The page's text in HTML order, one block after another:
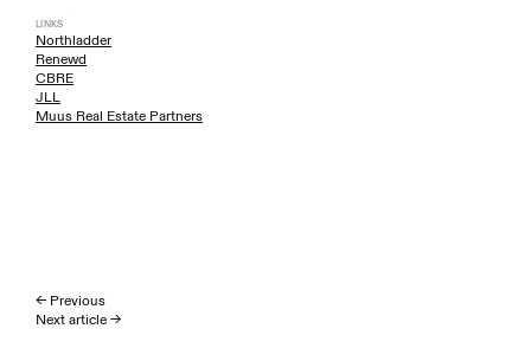
LINKS
Northladder
Renewd
CBRE
JLL
Muus Real Estate Partners
← Previous
Next article →